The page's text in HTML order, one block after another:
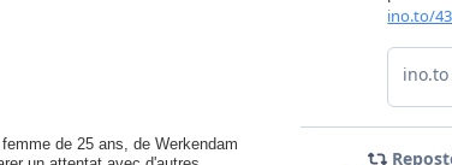
de 25 ans, de Werkendam